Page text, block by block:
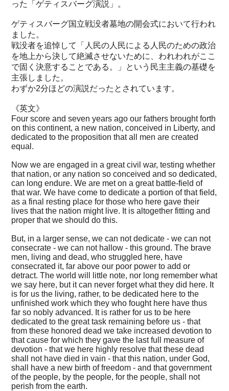
った「ゲティスバーグ演説」。
ゲティスバーグ国立戦没者墓地の開会式において行われ
ました。
戦没者を追悼して「人民の人民による人民のための政治
を地上から決して絶滅させないために、われわれがここ
で固く決意することである。」という民主主義の基礎を
主張しました。
わずか2分ほどの演説だったとされています。
《英文》
Four score and seven years ago our fathers brought forth
on this continent, a new nation, conceived in Liberty, and
dedicated to the proposition that all men are created
equal.
Now we are engaged in a great civil war, testing whether
that nation, or any nation so conceived and so dedicated,
can long endure. We are met on a great battle-field of
that war. We have come to dedicate a portion of that field,
as a final resting place for those who here gave their
lives that the nation might live. It is altogether fitting and
proper that we should do this.
But, in a larger sense, we can not dedicate - we can not
consecrate - we can not hallow - this ground. The brave
men, living and dead, who struggled here, have
consecrated it, far above our poor power to add or
detract. The world will little note, nor long remember what
we say here, but it can never forget what they did here. It
is for us the living, rather, to be dedicated here to the
unfinished work which they who fought here have thus
far so nobly advanced. It is rather for us to be here
dedicated to the great task remaining before us - that
from these honored dead we take increased devotion to
that cause for which they gave the last full measure of
devotion - that we here highly resolve that these dead
shall not have died in vain - that this nation, under God,
shall have a new birth of freedom - and that government
of the people, by the people, for the people, shall not
perish from the earth.